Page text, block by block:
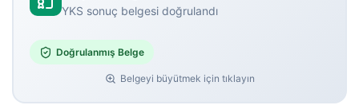
YKS sonuç belgesi doğrulandı
Doğrulanmış Belge
Belgeyi büyütmek için tıklayın